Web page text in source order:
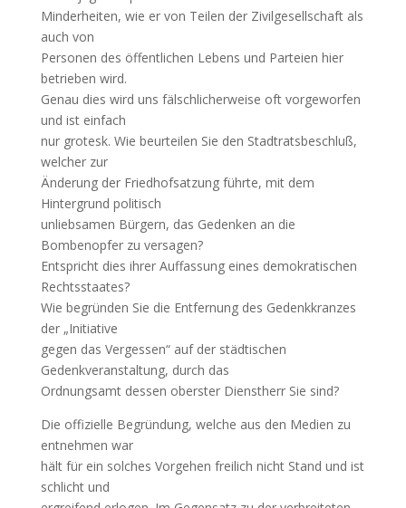
Minderheiten, wie er von Teilen der Zivilgesellschaft als
auch von
Personen des öffentlichen Lebens und Parteien hier
betrieben wird.
Genau dies wird uns fälschlicherweise oft vorgeworfen
und ist einfach
nur grotesk. Wie beurteilen Sie den Stadtratsbeschluß,
welcher zur
Änderung der Friedhofsatzung führte, mit dem
Hintergrund politisch
unliebsamen Bürgern, das Gedenken an die
Bombenopfer zu versagen?
Entspricht dies ihrer Auffassung eines demokratischen
Rechtsstaates?
Wie begründen Sie die Entfernung des Gedenkkranzes
der „Initiative
gegen das Vergessen“ auf der städtischen
Gedenkveranstaltung, durch das
Ordnungsamt dessen oberster Dienstherr Sie sind?
Die offizielle Begründung, welche aus den Medien zu
entnehmen war
hält für ein solches Vorgehen freilich nicht Stand und ist
schlicht und